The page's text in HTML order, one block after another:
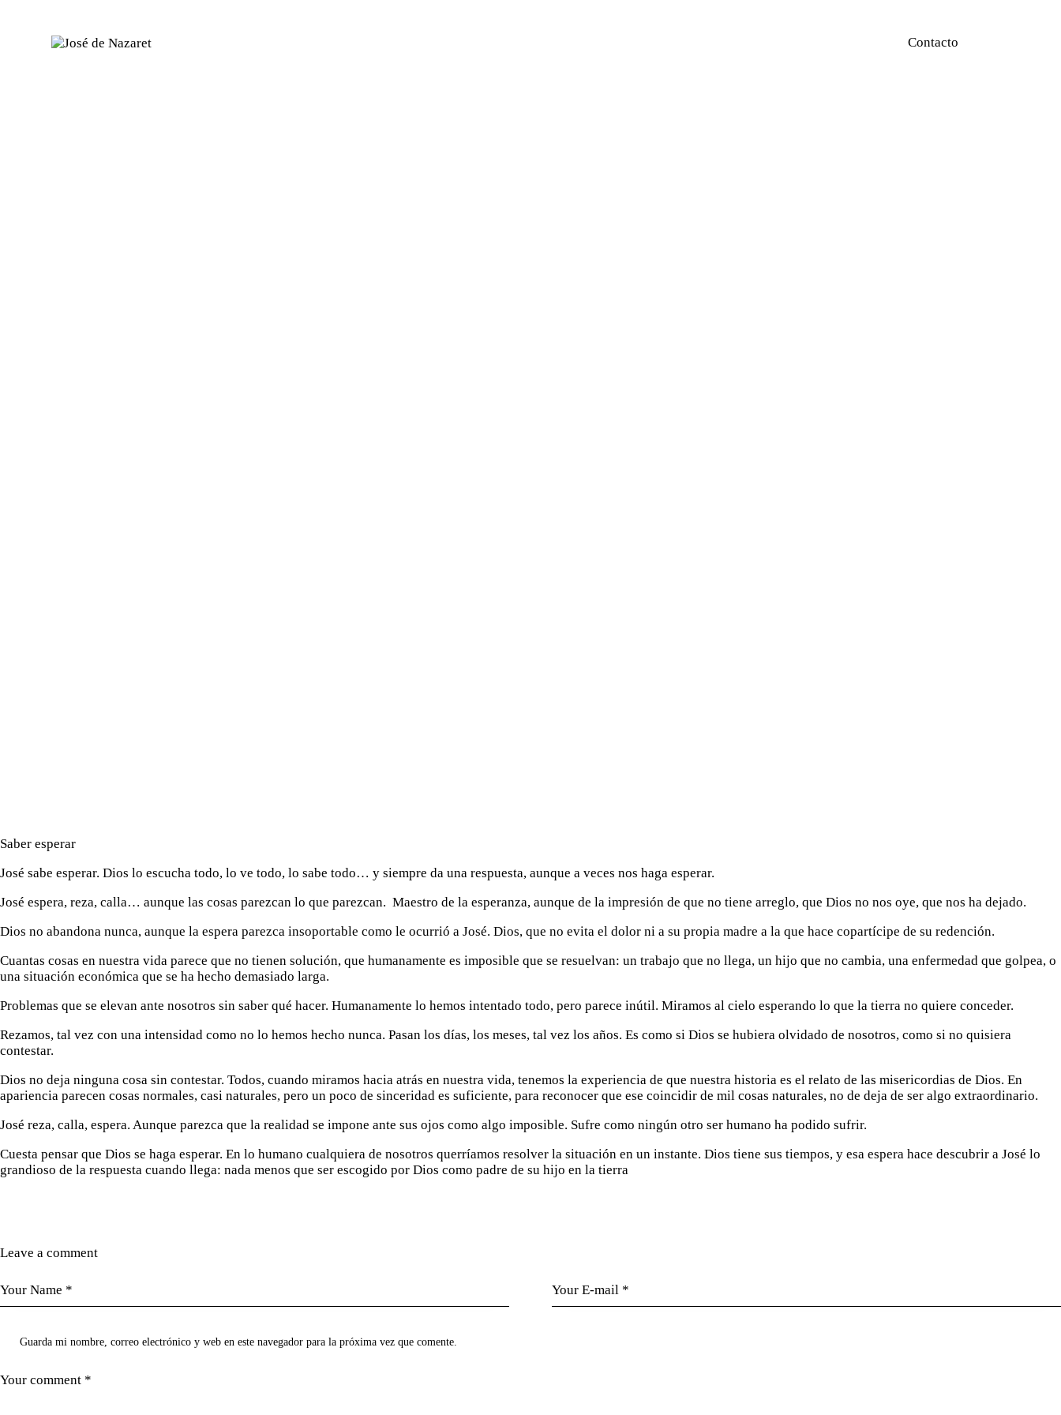
Contacto
Saber esperar
José sabe esperar. Dios lo escucha todo, lo ve todo, lo sabe todo… y siempre da una respuesta, aunque a veces nos haga esperar.
José espera, reza, calla… aunque las cosas parezcan lo que parezcan. Maestro de la esperanza, aunque de la impresión de que no tiene arreglo, que Dios no nos oye, que nos ha dejado.
Dios no abandona nunca, aunque la espera parezca insoportable como le ocurrió a José. Dios, que no evita el dolor ni a su propia madre a la que hace copartícipe de su redención.
Cuantas cosas en nuestra vida parece que no tienen solución, que humanamente es imposible que se resuelvan: un trabajo que no llega, un hijo que no cambia, una enfermedad que golpea, o
una situación económica que se ha hecho demasiado larga.
Problemas que se elevan ante nosotros sin saber qué hacer. Humanamente lo hemos intentado todo, pero parece inútil. Miramos al cielo esperando lo que la tierra no quiere conceder.
Rezamos, tal vez con una intensidad como no lo hemos hecho nunca. Pasan los días, los meses, tal vez los años. Es como si Dios se hubiera olvidado de nosotros, como si no quisiera
contestar.
Dios no deja ninguna cosa sin contestar. Todos, cuando miramos hacia atrás en nuestra vida, tenemos la experiencia de que nuestra historia es el relato de las misericordias de Dios. En
apariencia parecen cosas normales, casi naturales, pero un poco de sinceridad es suficiente, para reconocer que ese coincidir de mil cosas naturales, no de deja de ser algo extraordinario.
José reza, calla, espera. Aunque parezca que la realidad se impone ante sus ojos como algo imposible. Sufre como ningún otro ser humano ha podido sufrir.
Cuesta pensar que Dios se haga esperar. En lo humano cualquiera de nosotros querríamos resolver la situación en un instante. Dios tiene sus tiempos, y esa espera hace descubrir a José lo
grandioso de la respuesta cuando llega: nada menos que ser escogido por Dios como padre de su hijo en la tierra
Leave a comment
Guarda mi nombre, correo electrónico y web en este navegador para la próxima vez que comente.